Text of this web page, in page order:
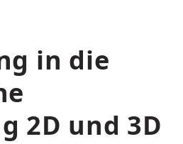
in die
2D und 3D